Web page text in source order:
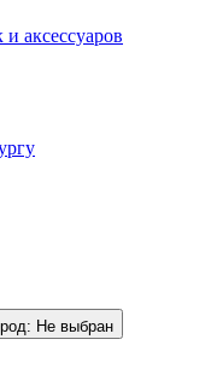
аксессуаров
Не выбран